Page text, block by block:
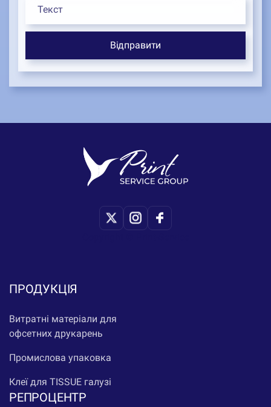
ПРОДУКЦІЯ
Витратні матеріали для
офсетних друкарень
Промислова упаковка
Клеї для TISSUE галузі
РЕПРОЦЕНТР